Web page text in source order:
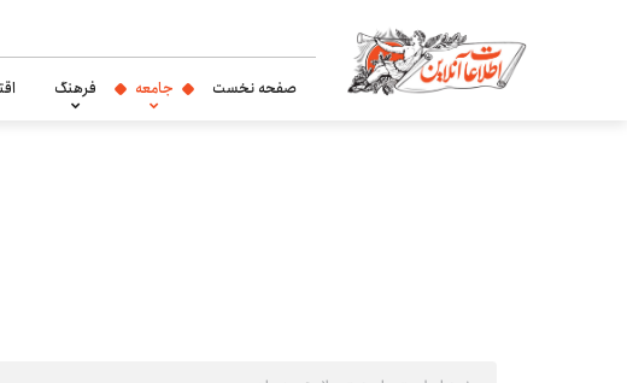
صفحه نخست جامعه فرهنگ